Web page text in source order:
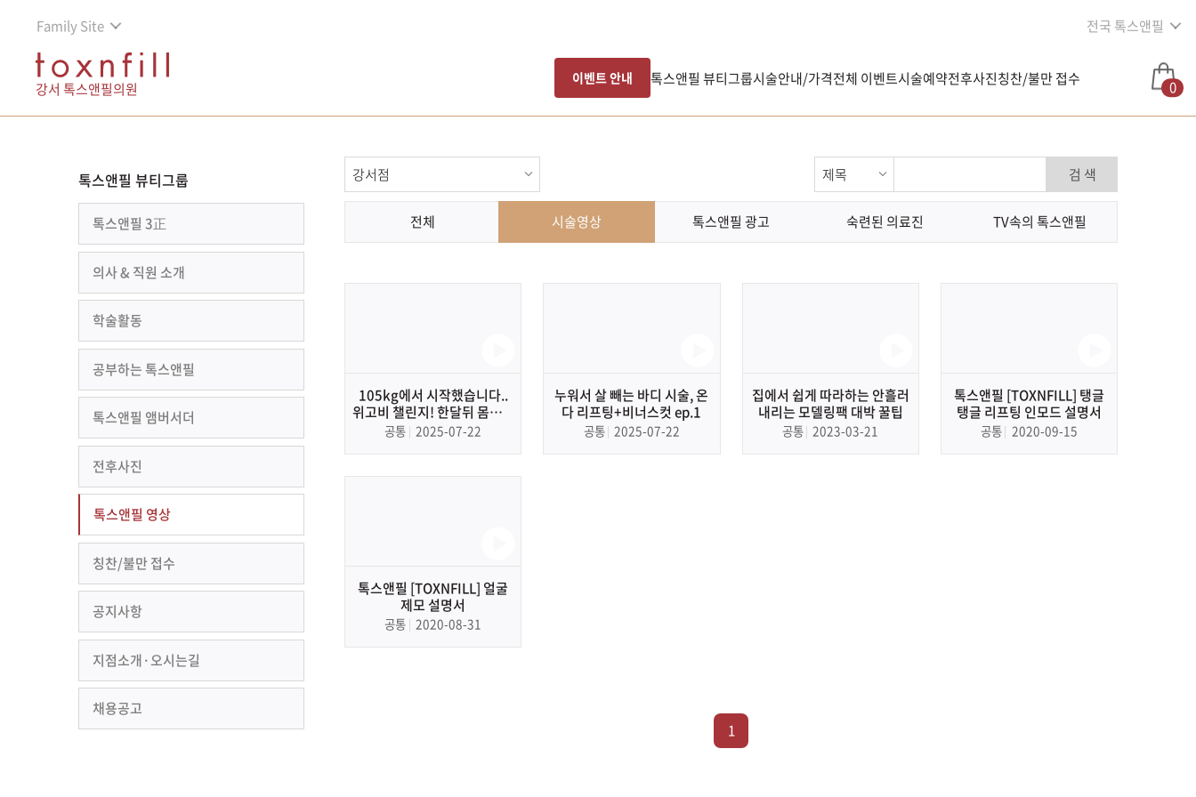
Family Site 전국 톡스앤필
강서 톡스앤필의원
이벤트 안내 톡스앤필 뷰티그룹시술안내/가격전체 이벤트시술예약전후사진칭찬/불만 접수 0
톡스앤필 뷰티그룹
톡스앤필 3正
의사 & 직원 소개
학술활동
공부하는 톡스앤필
톡스앤필 앰버서더
전후사진
톡스앤필 영상
칭찬/불만 접수
공지사항
지점소개·오시는길
채용공고
검 색
전체 시술영상 톡스앤필 광고 숙련된 의료진 TV속의 톡스앤필
105kg에서 시작했습니다..
위고비 챌린지! 한달뒤 몸무게
변화는?
공통 2025-07-22
누워서 살 빼는 바디 시술, 온
다 리프팅+비너스컷 ep.1
공통 2025-07-22
집에서 쉽게 따라하는 안흘러
내리는 모델링팩 대박 꿀팁
공통 2023-03-21
톡스앤필 [TOXNFILL] 탱글
탱글 리프팅 인모드 설명서
공통 2020-09-15
톡스앤필 [TOXNFILL] 얼굴
제모 설명서
공통 2020-08-31
1